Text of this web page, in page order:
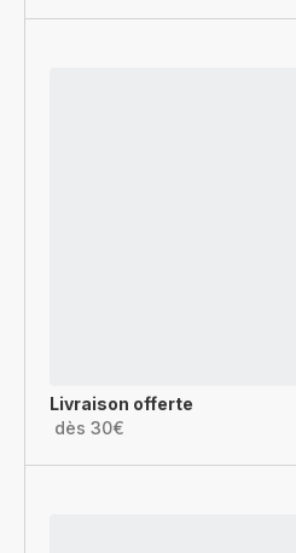
Livraison offerte
dès 30€